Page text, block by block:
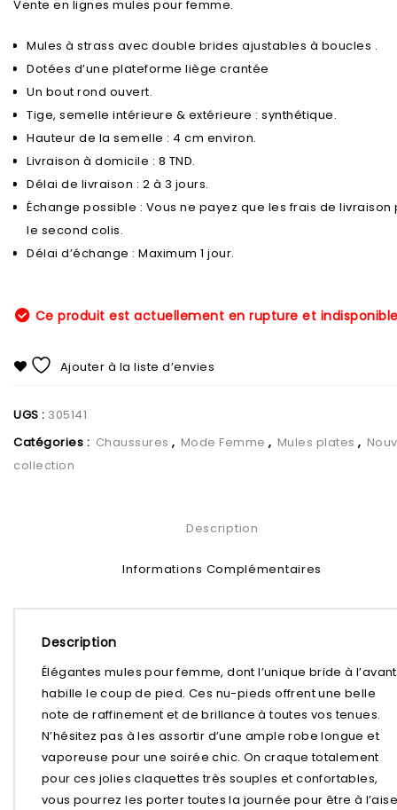
Vente en lignes mules pour femme.
Mules à strass avec double brides ajustables à boucles .
Dotées d’une plateforme liège crantée
Un bout rond ouvert.
Tige, semelle intérieure & extérieure : synthétique.
Hauteur de la semelle : 4 cm environ.
Livraison à domicile : 8 TND.
Délai de livraison : 2 à 3 jours.
Échange possible : Vous ne payez que les frais de livraison
le second colis.
Délai d’échange : Maximum 1 jour.
Ce produit est actuellement en rupture et
Ajouter à la liste d’envies
UGS : 305141
Catégories : Chaussures , Mode Femme , Mules plates ,
collection
Description
Informations Complémentaires
Description
Élégantes mules pour femme, dont l’unique bride à l’avant
habille le coup de pied. Ces nu-pieds offrent une belle
note de raffinement et de brillance à toutes vos tenues.
N’hésitez pas à les assortir d’une ample robe longue et
vaporeuse pour une soirée chic. On craque totalement
pour ces jolies claquettes très souples et confortables,
vous pourrez les porter toutes la journée pour être à